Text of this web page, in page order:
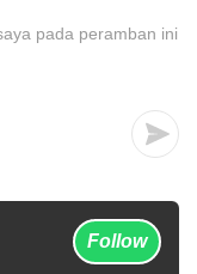
pada peramban ini
Follow